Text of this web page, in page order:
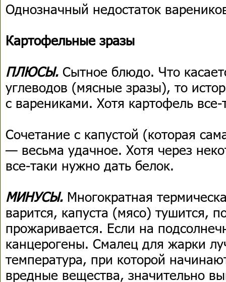
Однозначный недостаток
Картофельные зразы
ПЛЮСЫ. Сытное блюдо. Что
углеводов (мясные зразы), то
с варениками. Хотя картофель
Сочетание с капустой (которая
— весьма удачное. Хотя через
все-таки нужно дать белок.
МИНУСЫ. Многократная
варится, капуста (мясо) тушится,
прожаривается. Если на
канцерогены. Смалец для жарки
температура, при которой
вредные вещества, значительно